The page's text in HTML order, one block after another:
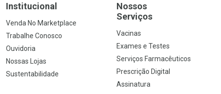
Institucional
Venda No Marketplace
Trabalhe Conosco
Ouvidoria
Nossas Lojas
Sustentabilidade
Nossos
Serviços
Vacinas
Exames e Testes
Serviços Farmacêuticos
Prescrição Digital
Assinatura